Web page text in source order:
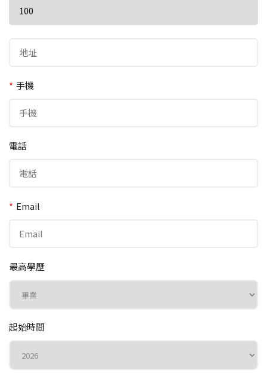
* 手機
電話
* Email
最高學歷
起始時間